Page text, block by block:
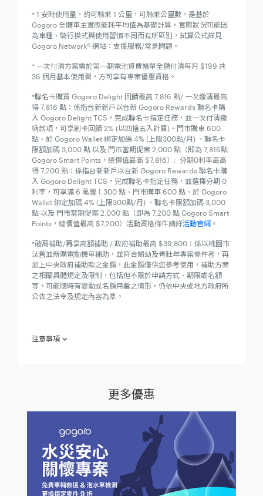
* 1 安時使用量，約可騎乘 1 公里，可騎乘公里數，是基於
Gogoro 全體車主實際能耗平均值為基礎計算，實際狀況可能因
為車種、騎行模式與使用習慣不同而有所區別，試算公式詳見
Gogoro Network® 網站：支援服務/常見問題。
* 一次付清方案需於第一期電池資費帳單全額付清每月 $199 共
36 個月基本使用費，方可享有專案優惠資格。
*聯名卡購買 Gogoro Delight 回饋最高 7,816 點/ 一次繳清最高
得 7,816 點：係指台新新戶以台新 Gogoro Rewards 聯名卡購
入 Gogoro Delight TCS，完成聯名卡指定任務，並一次付清繳
納款項，可享刷卡回饋 2% (以四捨五入計算)、門市購車 600
點、於 Gogoro Wallet 綁定加碼 4% (上限300點/月) 、聯名卡
限額加碼 3,000 點 以及 門市當期促案 2,000 點（即為 7,816點
Gogoro Smart Points，總價值最高 $7,816）; 分期0利率最高
得 7,200 點：係指台新新戶以台新 Gogoro Rewards 聯名卡購
入 Gogoro Delight TCS，完成聯名卡指定任務，並選擇分期 0
利率，可享滿 6 萬贈 1,300 點、門市購車 600 點、於 Gogoro
Wallet 綁定加碼 4% (上限300點/月) 、聯名卡限額加碼 3,000
點 以及 門市當期促案 2,000 點（即為 7,200 點 Gogoro Smart
Points，總價值最高 $7,200）活動資格條件請詳活動官網 。
*破萬補助/再享高額補助 / 政府補助最高 $39,800：係以桃園市
汰舊並新購電動機車補助，並符合婦幼及青壯年專案條件者，再
加上中央政府補助款之金額，此金額僅供您參考使用，補助方案
之相關具體規定及限制，包括但不限於申請方式、期限或名額
等，可能隨時有變動或名額用罄之情形，仍依中央或地方政府所
公告之法令及規定內容為準。
注意事項
止（下稱「活動期間」），至 Gogoro® 直營、加盟門市（含社
區店）、特約推廣站、或家樂福、大潤發、momo 等指定通路，
購買 Gogoro MUJI 聯名系列 Smartscooter® 智慧電動機車並付
清全額者（需於活動期間建立訂單並開立發票），即可依車款獲
得「專屬隨車禮」以及「Gogoro x MUJI 聯名商品 $500 網路商
店折扣碼 x2 組」消費回饋（下稱「贈品」）。
更多優惠